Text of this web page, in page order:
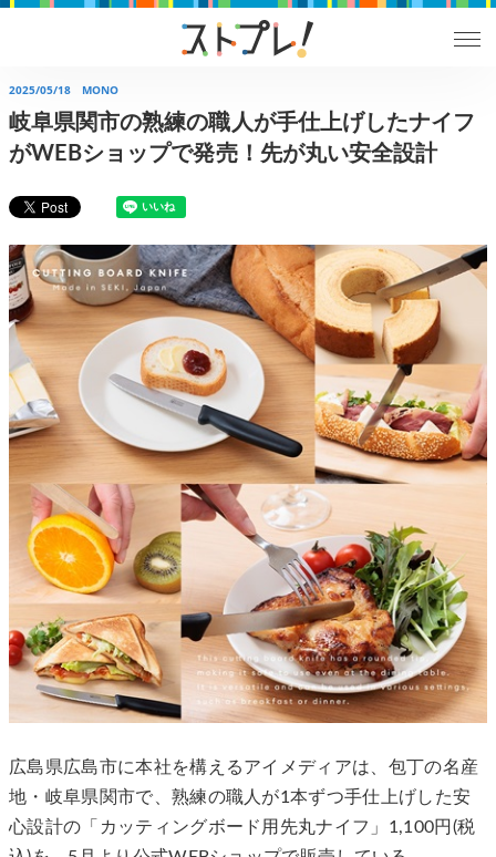
2025/05/18 MONO
岐阜県関市の熟練の職人が手仕上げしたナイフ
がWEBショップで発売！先が丸い安全設計
広島県広島市に本社を構えるアイメディアは、包丁の名産
地・岐阜県関市で、熟練の職人が1本ずつ手仕上げした安
心設計の「カッティングボード用先丸ナイフ」1,100円(税